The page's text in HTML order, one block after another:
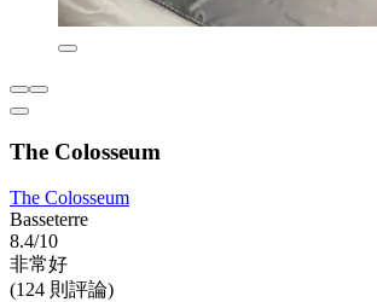
The Colosseum
The Colosseum
Basseterre
8.4/10
非常好
(124 則評論)